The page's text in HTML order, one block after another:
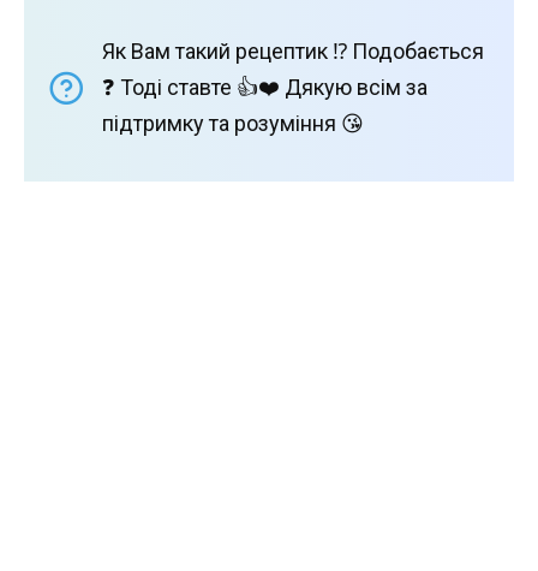
Як Вам такий рецептик ⁉️ Подобається
❓ Тоді ставте 👍❤️ Дякую всім за
підтримку та розуміння 😘